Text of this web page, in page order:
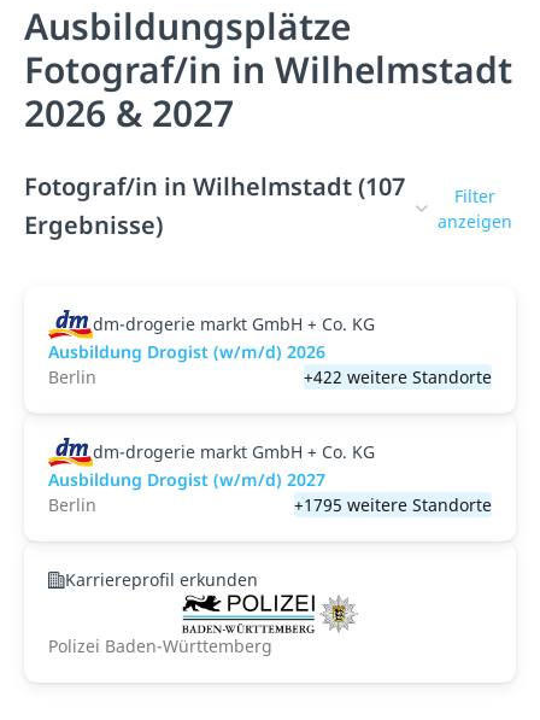
Ausbildungsplätze
Fotograf/in in Wilhelmstadt
2026 & 2027
Fotograf/in in Wilhelmstadt (107
Ergebnisse)
Filter
anzeigen
dm-drogerie markt GmbH + Co. KG
Ausbildung Drogist (w/m/d) 2026
Berlin
+422 weitere Standorte
dm-drogerie markt GmbH + Co. KG
Ausbildung Drogist (w/m/d) 2027
Berlin
+1795 weitere Standorte
Karriereprofil erkunden
Polizei Baden-Württemberg